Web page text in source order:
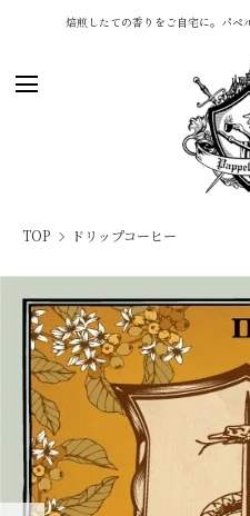
焙煎したての香りをご自宅に。パペ
TOP ドリップコーヒー